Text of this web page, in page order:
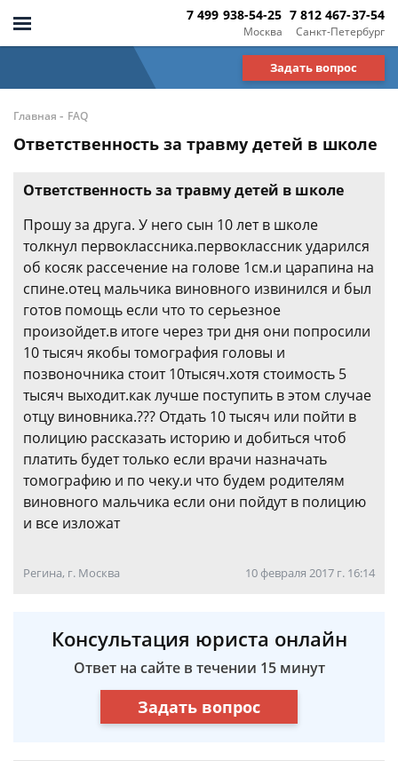
Москва
7 499 938-54-25
Санкт-Петербург
7 812 467-37-54
Задать вопрос
Главная - FAQ
Ответственность за травму детей в школе
Ответственность за травму детей в школе
Прошу за друга. У него сын 10 лет в школе
толкнул первоклассника.первоклассник ударился
об косяк рассечение на голове 1см.и царапина на
спине.отец мальчика виновного извинился и был
готов помощь если что то серьезное
произойдет.в итоге через три дня они попросили
10 тысяч якобы томография головы и
позвоночника стоит 10тысяч.хотя стоимость 5
тысяч выходит.как лучше поступить в этом случае
отцу виновника.??? Отдать 10 тысяч или пойти в
полицию рассказать историю и добиться чтоб
платить будет только если врачи назначать
томографию и по чеку.и что будем родителям
виновного мальчика если они пойдут в полицию
и все изложат
Регина, г. Москва 10 февраля 2017 г. 16:14
Консультация юриста онлайн
Ответ на сайте в течении 15 минут
Задать вопрос